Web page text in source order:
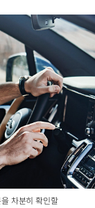
차분히 확인할